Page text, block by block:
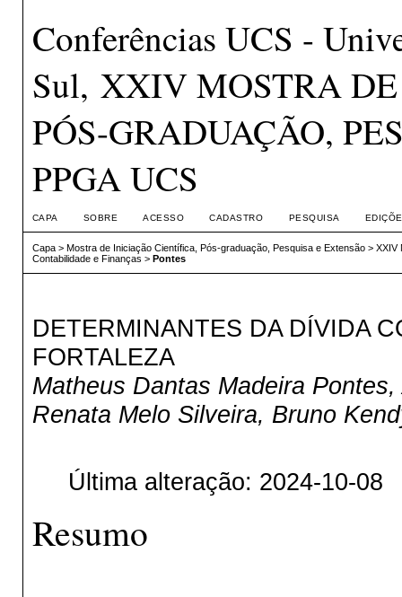
Conferências UCS -
Sul, XXIV MOSTRA
PÓS-GRADUAÇÃO,
PPGA UCS
CAPA SOBRE ACESSO CADASTRO PESQUISA
Capa> Mostra de Iniciação Científica, Pós-graduação, Pesquisa e Extensão> XXIV
Contabilidade e Finanças > Pontes
DETERMINANTES DA DÍVIDA
FORTALEZA
Matheus Dantas Madeira
Renata Melo Silveira, Bruno
Última alteração: 2024-10-08
Resumo